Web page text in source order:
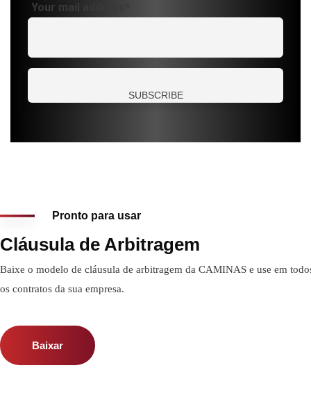
Your mail address*
Pronto para usar
Cláusula de Arbitragem
Baixe o modelo de cláusula de arbitragem da CAMINAS e use em
os contratos da sua empresa.
Baixar